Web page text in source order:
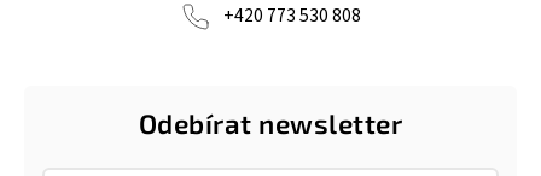
+420 773 530 808
Odebírat newsletter